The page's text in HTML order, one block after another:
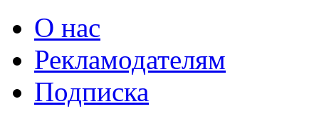
О нас
Рекламодателям
Подписка